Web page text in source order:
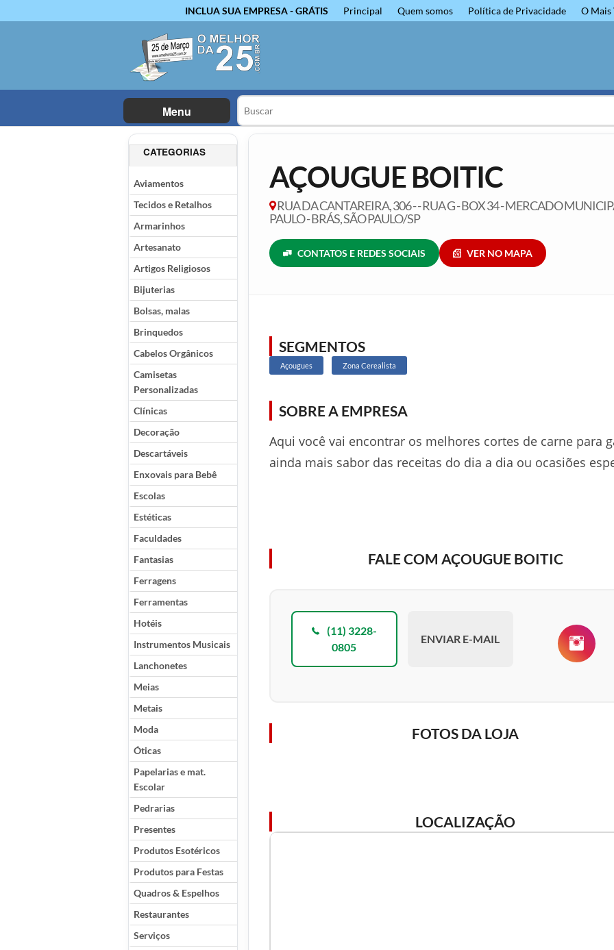
INCLUA SUA EMPRESA - GRÁTIS Principal Quem somos Política de Privacidade O Mais
Menu
CATEGORIAS
Aviamentos
Tecidos e Retalhos
Armarinhos
Artesanato
Artigos Religiosos
Bijuterias
Bolsas, malas
Brinquedos
Cabelos Orgânicos
Camisetas
Personalizadas
Clínicas
Decoração
Descartáveis
Enxovais para Bebê
Escolas
Estéticas
Faculdades
Fantasias
Ferragens
Ferramentas
Hotéis
Instrumentos Musicais
Lanchonetes
Meias
Metais
Moda
Óticas
Papelarias e mat.
Escolar
Pedrarias
Presentes
Produtos Esotéricos
Produtos para Festas
Quadros & Espelhos
Restaurantes
Serviços
AÇOUGUE BOITIC
RUA DA CANTAREIRA, 306 - - RUA G - BOX 34 - MERCADO
PAULO - BRÁS, SÃO PAULO/SP
CONTATOS E REDES SOCIAIS VER NO MAPA
SEGMENTOS
Açougues Zona Cerealista
SOBRE A EMPRESA
Aqui você vai encontrar os melhores cortes de carne para
ainda mais sabor das receitas do dia a dia ou ocasiões
FALE COM AÇOUGUE BOITIC
(11) 3228-
0805
ENVIAR E-MAIL
FOTOS DA LOJA
LOCALIZAÇÃO